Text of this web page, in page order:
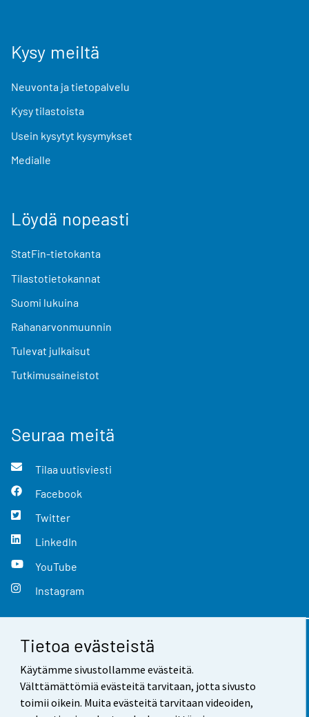
Tietoa evästeistä
Käytämme sivustollamme evästeitä.
Välttämättömiä evästeitä tarvitaan, jotta sivusto
toimii oikein. Muita evästeitä tarvitaan videoiden,
Kysy meiltä
Neuvonta ja tietopalvelu
Kysy tilastoista
Usein kysytyt kysymykset
Medialle
Löydä nopeasti
StatFin-tietokanta
Tilastotietokannat
Suomi lukuina
Rahanarvonmuunnin
Tulevat julkaisut
Tutkimusaineistot
Seuraa meitä
Tilaa uutisviesti
Facebook
Twitter
LinkedIn
YouTube
Instagram
Yhteystiedot
Palaute
Käyttöehdot